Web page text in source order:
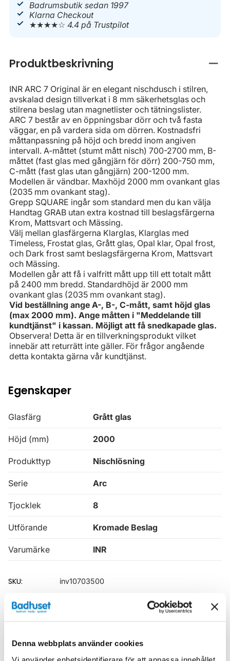
Denna webbplats använder cookies
Vi använder enhetsidentifierare för att anpassa innehållet
Badrumsbutik sedan 1997
Klarna Checkout
★★★★☆4.4 på Trustpilot
Produktbeskrivning
INR ARC 7 Original är en elegant nischdusch i stilren,
avskalad design tillverkat i 8 mm säkerhetsglas och
stilrena beslag utan magnetlister och tätningslister.
ARC 7 består av en öppningsbar dörr och två fasta
väggar, en på vardera sida om dörren. Kostnadsfri
måttanpassning på höjd och bredd inom angiven
intervall. A-måttet (stumt mått nisch) 700-2700 mm, B-
måttet (fast glas med gångjärn för dörr) 200-750 mm,
C-mått (fast glas utan gångjärn) 200-1200 mm.
Modellen är vändbar. Maxhöjd 2000 mm ovankant glas
(2035 mm ovankant stag).
Grepp SQUARE ingår som standard men du kan välja
Handtag GRAB utan extra kostnad till beslagsfärgerna
Krom, Mattsvart och Mässing.
Välj mellan glasfärgerna Klarglas, Klarglas med
Timeless, Frostat glas, Grått glas, Opal klar, Opal frost,
och Dark frost samt beslagsfärgerna Krom, Mattsvart
och Mässing.
Modellen går att få i valfritt mått upp till ett totalt mått
på 2400 mm bredd. Standardhöjd är 2000 mm
ovankant glas (2035 mm ovankant stag).
Vid beställning ange A-, B-, C-mått, samt höjd glas
(max 2000 mm). Ange måtten i "Meddelande till
kundtjänst" i kassan. Möjligt att få snedkapade glas.
Observera! Detta är en tillverkningsprodukt vilket
innebär att returrätt inte gäller. För frågor angående
detta kontakta gärna vår kundtjänst.
Egenskaper
Glasfärg Grått glas
Höjd (mm) 2000
Produkttyp Nischlösning
Serie Arc
Tjocklek 8
Utförande Kromade Beslag
Varumärke INR
SKU: inv10703500
EAN / GTIN:
Dokument